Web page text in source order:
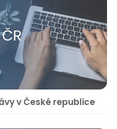
v České republice